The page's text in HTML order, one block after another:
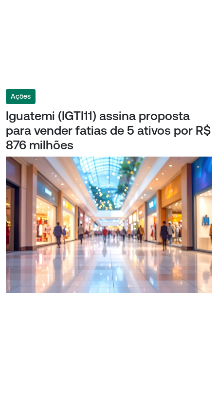
Ações
Iguatemi (IGTI11) assina proposta
para vender fatias de 5 ativos por R$
876 milhões